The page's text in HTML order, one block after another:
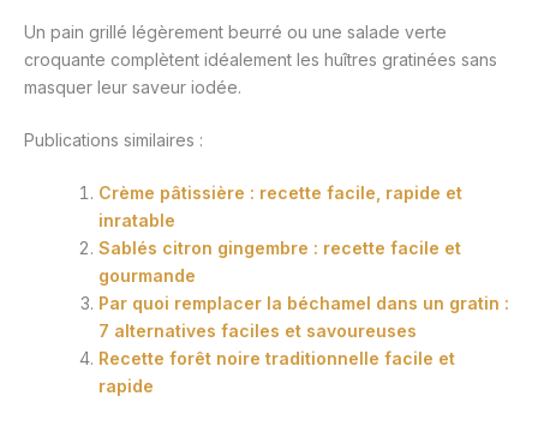
Un pain grillé légèrement beurré ou une salade verte
croquante complètent idéalement les huîtres gratinées sans
masquer leur saveur iodée.
Publications similaires :
Crème pâtissière : recette facile, rapide et
inratable
Sablés citron gingembre : recette facile et
gourmande
Par quoi remplacer la béchamel dans un gratin :
7 alternatives faciles et savoureuses
Recette forêt noire traditionnelle facile et
rapide